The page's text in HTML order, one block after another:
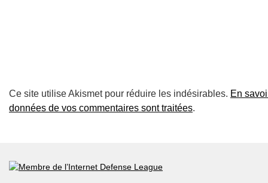
Ce site utilise Akismet pour réduire les indésirables. En
données de vos commentaires sont traitées.